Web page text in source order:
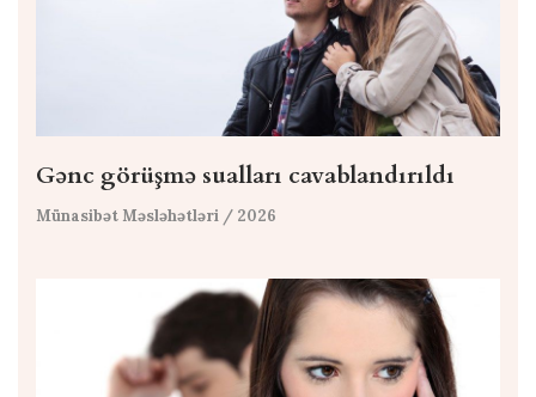
Gənc görüşmə sualları cavablandırıldı
Münasibət Məsləhətləri / 2026